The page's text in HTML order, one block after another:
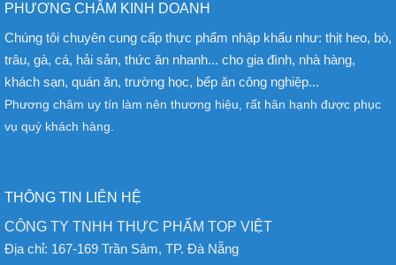
PHƯƠNG CHÂM KINH DOANH
Chúng tôi chuyên cung cấp thực phẩm nhập khẩu như: thịt heo, bò,
trâu, gà, cá, hải sản, thức ăn nhanh... cho gia đình, nhà hàng,
khách sạn, quán ăn, trường học, bếp ăn công nghiệp...
Phương châm uy tín làm nên thương hiệu, rất hân hạnh được phục
vụ quý khách hàng.
THÔNG TIN LIÊN HỆ
CÔNG TY TNHH THỰC PHẨM TOP VIỆT
Địa chỉ: 167-169 Trần Sâm, TP. Đà Nẵng